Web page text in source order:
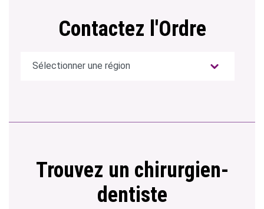
Contactez l'Ordre
Trouvez un chirurgien-
dentiste